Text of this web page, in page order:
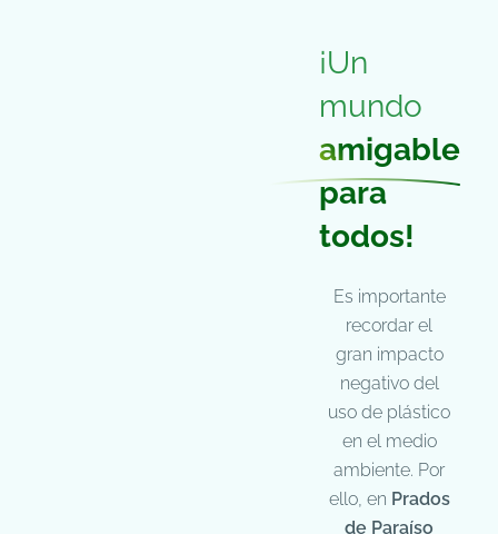
¡Un
mundo
amigable
para
todos!
Es importante
recordar el
gran impacto
negativo del
uso de plástico
en el medio
ambiente. Por
ello, en Prados
de Paraíso